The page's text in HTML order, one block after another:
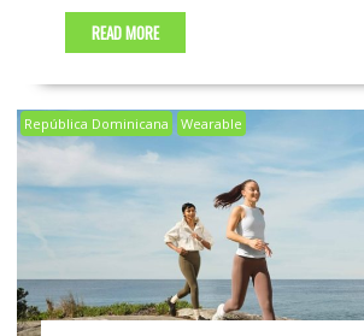
READ MORE
República Dominicana Wearable